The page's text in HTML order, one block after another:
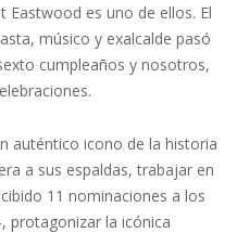
Eastwood es uno de ellos. El
músico y exalcalde pasó
cumpleaños y nosotros,
auténtico icono de la historia
a sus espaldas, trabajar en
11 nominaciones a los
protagonizar la icónica